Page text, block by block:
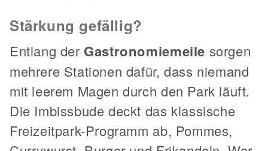
Stärkung gefällig?
Entlang der Gastronomiemeile sorgen
mehrere Stationen dafür, dass niemand
mit leerem Magen durch den Park läuft.
Die Imbissbude deckt das klassische
Freizeitpark-Programm ab, Pommes,